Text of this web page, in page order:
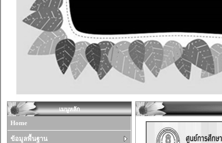
เมนูหลัก
Home
ข้อมูลพื้นฐาน